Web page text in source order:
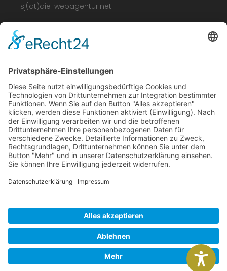
sj(at)die-webagentur.net
LEGAL
Impressum
Datenschutz
Barrierefreiheit
ÖFFNUNGSZEITEN
Mo. Fr. : 09.00 – 16.00 Uhr
© All rights reserved 2000 – 2026
by DIE WEBAGENTUR